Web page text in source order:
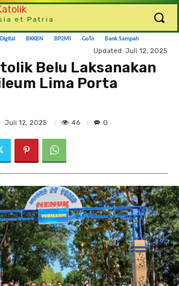
et Patria
BKKBN BP2MI GoTo Bank Sampah
Updated: Juli 12, 2025
Belu Laksanakan
Lima Porta
Juli 12, 2025 46 0